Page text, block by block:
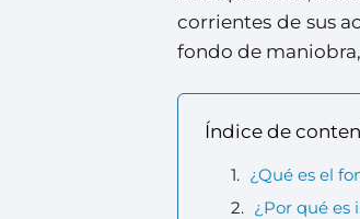
corrientes de sus
fondo de
Índice de
¿Qué es el
¿Por qué es